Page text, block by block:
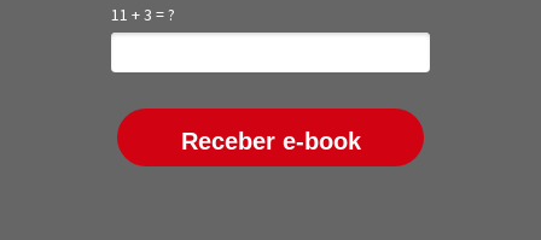
11 + 3 = ?
Receber e-book